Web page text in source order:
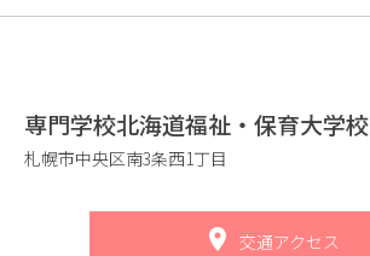
専門学校北海道福祉・保育大学校
札幌市中央区南3条西1丁目
交通アクセス